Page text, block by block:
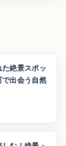
絶景スポッ
で出会う自然